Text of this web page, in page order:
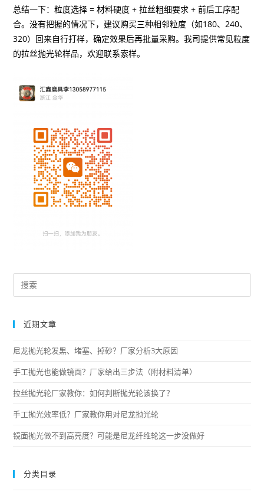
总结一下：粒度选择 = 材料硬度 + 拉丝粗细要求 + 前后工序配
合。没有把握的情况下，建议购买三种相邻粒度（如180、240、
320）回来自行打样，确定效果后再批量采购。我司提供常见粒度
的拉丝抛光轮样品，欢迎联系索样。
近期文章
尼龙抛光轮发黑、堵塞、掉砂？厂家分析3大原因
手工抛光也能做镜面？厂家给出三步法（附材料清单）
拉丝抛光轮厂家教你：如何判断抛光轮该换了？
手工抛光效率低？厂家教你用对尼龙抛光轮
镜面抛光做不到高亮度？可能是尼龙纤维轮这一步没做好
分类目录